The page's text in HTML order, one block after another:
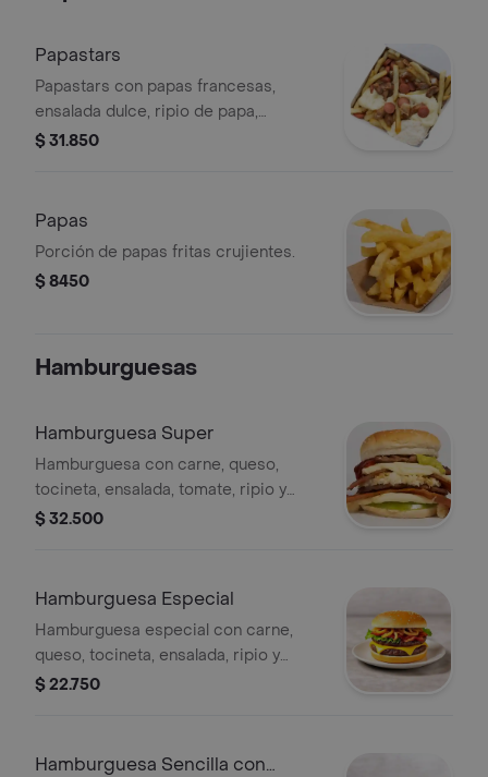
Papastars
Papastars con papas francesas,
ensalada dulce, ripio de papa,
chicharrón, salchichas, queso
$ 31.850
Papas
Porción de papas fritas crujientes.
$ 8450
Hamburguesas
Hamburguesa Super
Hamburguesa con carne, queso,
tocineta, ensalada, tomate, ripio y
salsa a elegir.
$ 32.500
Hamburguesa Especial
Hamburguesa especial con carne,
queso, tocineta, ensalada, ripio y
tomate.
$ 22.750
Hamburguesa Sencilla con